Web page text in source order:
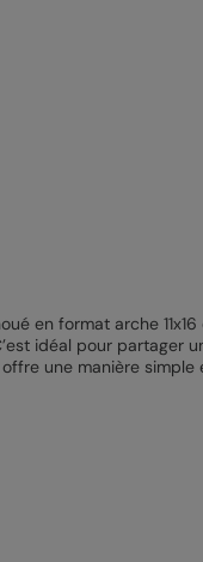
en format arche
idéal pour partager
une manière